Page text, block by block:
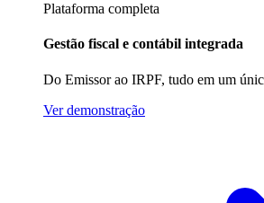
Plataforma completa
Gestão fiscal e contábil integrada
Do Emissor ao IRPF, tudo em um
Ver demonstração